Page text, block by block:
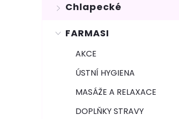
Chlapecké
FARMASI
AKCE
ÚSTNÍ HYGIENA
MASÁŽE A RELAXACE
DOPLŇKY STRAVY